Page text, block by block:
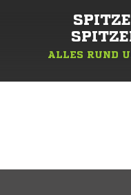
ALLES RUND